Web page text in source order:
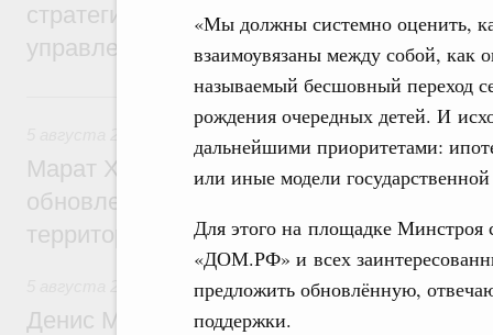
«Мы должны системно оценить,
взаимоувязаны между собой, как
называемый бесшовный переход
рождения очередных детей. И
дальнейшими приоритетами:
или иные модели
Для этого на площадке Минстроя
«ДОМ.РФ» и всех
предложить обновлённую,
поддержки.
стратегической сессии о
управления научно-технологическим
5 августа, среда
Марат Хуснуллин: Более 4,3 тыс.
обновлено в России при участии Фонда
территорий
Инструменты развития территорий.
Денис Мантуров провёл совещание по